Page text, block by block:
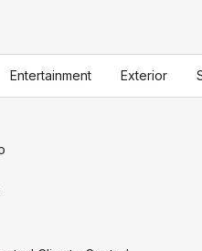
Entertainment Exterior